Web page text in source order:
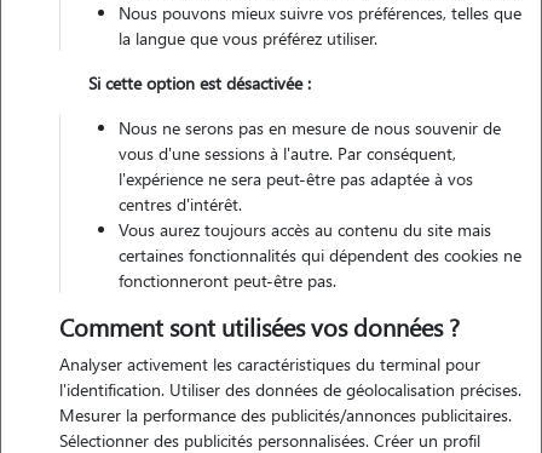
Motivation
Nous pouvons mieux suivre vos préférences, telles que
la langue que vous préférez utiliser.
Si cette option est désactivée :
Nous ne serons pas en mesure de nous souvenir de
vous d'une sessions à l'autre. Par conséquent,
l'expérience ne sera peut-être pas adaptée à vos
centres d'intérêt.
Vous aurez toujours accès au contenu du site mais
certaines fonctionnalités qui dépendent des cookies ne
fonctionneront peut-être pas.
Comment sont utilisées vos données ?
Analyser activement les caractéristiques du terminal pour
l'identification. Utiliser des données de géolocalisation précises.
Mesurer la performance des publicités/annonces publicitaires.
Sélectionner des publicités personnalisées. Créer un profil